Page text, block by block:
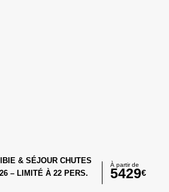
& SÉJOUR CHUTES
– LIMITÉ À 22 PERS.
À partir de
5429€